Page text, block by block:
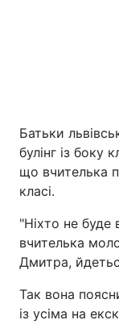
Батьки
булінг із боку
що вчителька
класі.
"Ніхто не буде
вчителька
Дмитра,
Так вона
із усіма на